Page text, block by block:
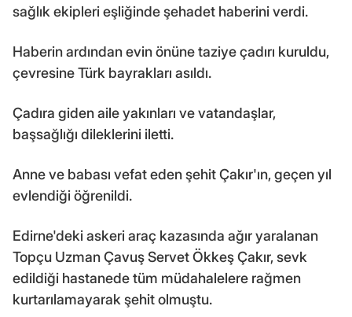
sağlık ekipleri eşliğinde şehadet haberini verdi.
Haberin ardından evin önüne taziye çadırı kuruldu,
çevresine Türk bayrakları asıldı.
Çadıra giden aile yakınları ve vatandaşlar,
başsağlığı dileklerini iletti.
Anne ve babası vefat eden şehit Çakır'ın, geçen yıl
evlendiği öğrenildi.
Edirne'deki askeri araç kazasında ağır yaralanan
Topçu Uzman Çavuş Servet Ökkeş Çakır, sevk
edildiği hastanede tüm müdahalelere rağmen
kurtarılamayarak şehit olmuştu.